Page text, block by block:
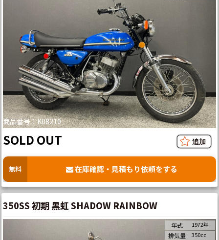
商品番号：K08210
SOLD OUT
無料 在庫確認・見積もり依頼をする
350SS 初期 黒虹 SHADOW RAINBOW
年式 1972年
排気量 350cc